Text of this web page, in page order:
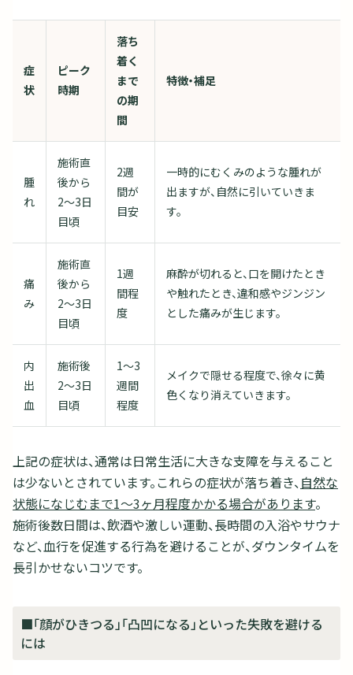
症
状
ピーク
時期
落ち
着く
まで
の期
間
特徴・補足
腫
れ
施術直
後から
2～3日
目頃
2週
間が
目安
一時的にむくみのような腫れが
出ますが、自然に引いていきま
す。
痛
み
施術直
後から
2～3日
目頃
1週
間程
度
麻酔が切れると、口を開けたとき
や触れたとき、違和感やジンジン
とした痛みが生じます。
内
出
血
施術後
2～3日
目頃
1～3
週間
程度
メイクで隠せる程度で、徐々に黄
色くなり消えていきます。
上記の症状は、通常は日常生活に大きな支障を与えること
は少ないとされています。これらの症状が落ち着き、 自然な
状態になじむまで1～3ヶ月程度かかる場合があります。
施術後数日間は、飲酒や激しい運動、長時間の入浴やサウナ
など、血行を促進する行為を避けることが、ダウンタイムを
長引かせないコツです。
■「顔がひきつる」「凸凹になる」といった失敗を避ける
には